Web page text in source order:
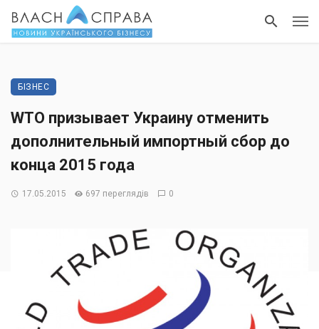
БІЗНЕС
WTO призывает Украину отменить
дополнительный импортный сбор до
конца 2015 года
17.05.2015 697 переглядів 0